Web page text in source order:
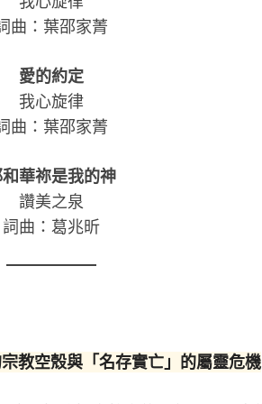
曲：葉邵家菁
愛的約定
我心旋律
曲：葉邵家菁
華祢是我的神
讚美之泉
詞曲：葛兆昕
教空殼與「名存實亡」的屬靈危機